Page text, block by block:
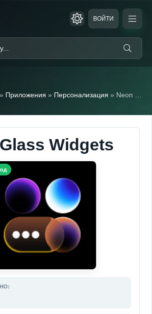
ВОЙТИ
» Приложения » Персонализация » Neon Glass Widgets
Widgets